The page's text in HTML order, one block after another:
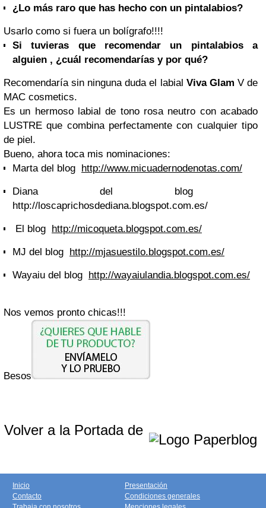
¿Lo más raro que has hecho con un pintalabios?
Usarlo como si fuera un bolígrafo!!!!
Si tuvieras que recomendar un pintalabios a
alguien , ¿cuál recomendarías y por qué?
Recomendaría sin ninguna duda el labial Viva Glam V de
MAC cosmetics.
Es un hermoso labial de tono rosa neutro con acabado
LUSTRE que combina perfectamente con cualquier tipo
de piel.
Bueno, ahora toca mis nominaciones:
Marta del blog http://www.micuadernodenotas.com/
Diana del blog
http://loscaprichosdediana.blogspot.com.es/
El blog http://micoqueta.blogspot.com.es/
MJ del blog http://mjasuestilo.blogspot.com.es/
Wayaiu del blog http://wayaiulandia.blogspot.com.es/
Nos vemos pronto chicas!!!
Besos
Volver a la Portada de
Inicio
Contacto
Presentación
Condiciones generales